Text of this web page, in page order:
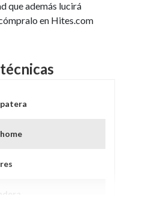
que además lucirá
en Hites.com